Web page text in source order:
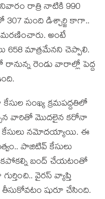
రాత్రి నాటికి 990
307 మంది డిశ్చార్జి కాగా..
అంటే
658 మాత్రమేనని చెప్పాలి.
రానున్న రెండు వారాల్లో పెద్ద
సంఖ్య క్రమపద్దతిలో
వారితో మొదలైన కరోనా
కేసులు నమోదయ్యాయి. ఈ
పాజిటివ్ కేసులు
బంద్ చేయటంతో
వైరస్ వ్యాప్తి
తీసుకోవటం షురూ చేసింది.